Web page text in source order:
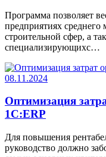
Программа позволяет
предприятиях
строительной сфер, а
специализирующихс…
08.11.2024
Оптимизация
1С:ERP
Для повышения
руководство должно